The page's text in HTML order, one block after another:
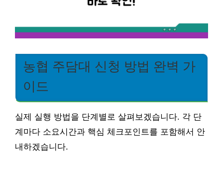
농협 주담대 신청 방법 완벽 가
이드
실제 실행 방법을 단계별로 살펴보겠습니다. 각 단
계마다 소요시간과 핵심 체크포인트를 포함해서 안
내하겠습니다.